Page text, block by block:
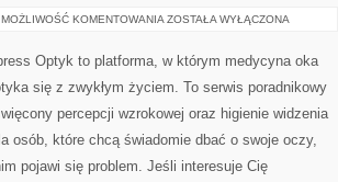
MOŻLIWOŚĆ KOMENTOWANIA ORTODONCJA
ZOSTAŁA WYŁĄCZONA
Optyk to platforma, w którym medycyna oka
się z zwykłym życiem. To serwis poradnikowy
percepcji wzrokowej oraz higienie widzenia
osób, które chcą świadomie dbać o swoje oczy,
pojawi się problem. Jeśli interesuje Cię